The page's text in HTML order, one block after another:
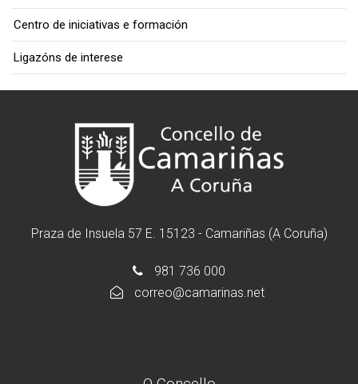
Centro de iniciativas e formación
Ligazóns de interese
Praza de Insuela 57 E. 15123 - Camariñas (A Coruña)
981 736 000
correo@camarinas.net